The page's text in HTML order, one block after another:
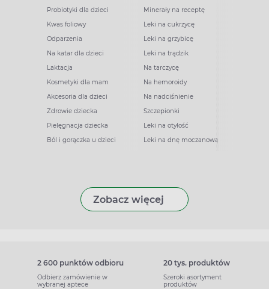
Probiotyki dla dzieci
Kwas foliowy
Odparzenia
Na katar dla dzieci
Laktacja
Kosmetyki dla mam
Akcesoria dla dzieci
Zdrowie dziecka
Pielęgnacja dziecka
Ból i gorączka u dzieci
Minerały na receptę
Leki na cukrzycę
Leki na grzybicę
Leki na trądzik
Na tarczycę
Na hemoroidy
Na nadciśnienie
Szczepionki
Leki na otyłość
Leki na dnę moczanową
Zobacz więcej
2 600 punktów odbioru
Odbierz zamówienie w
wybranej aptece
20 tys. produktów
Szeroki asortyment
produktów